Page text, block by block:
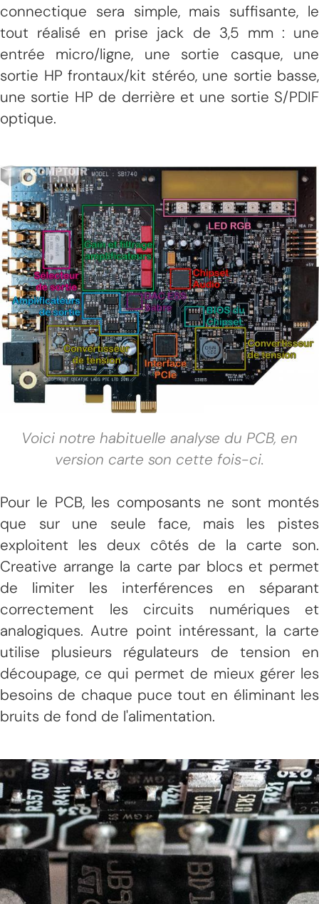
connectique sera simple, mais suffisante, le
tout réalisé en prise jack de 3,5 mm : une
entrée micro/ligne, une sortie casque, une
sortie HP frontaux/kit stéréo, une sortie basse,
une sortie HP de derrière et une sortie S/PDIF
optique.
Voici notre habituelle analyse du PCB, en
version carte son cette fois-ci.
Pour le PCB, les composants ne sont montés
que sur une seule face, mais les pistes
exploitent les deux côtés de la carte son.
Creative arrange la carte par blocs et permet
de limiter les interférences en séparant
correctement les circuits numériques et
analogiques. Autre point intéressant, la carte
utilise plusieurs régulateurs de tension en
découpage, ce qui permet de mieux gérer les
besoins de chaque puce tout en éliminant les
bruits de fond de l'alimentation.